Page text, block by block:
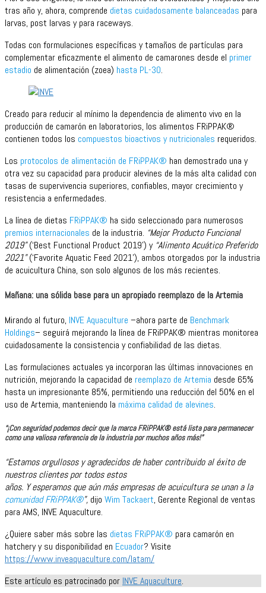
tras año y, ahora, comprende dietas cuidadosamente balanceadas para
larvas, post larvas y para raceways.
Todas con formulaciones específicas y tamaños de partículas para
complementar eficazmente el alimento de camarones desde el primer
estadio de alimentación (zoea) hasta PL-30.
Creado para reducir al mínimo la dependencia de alimento vivo en la
producción de camarón en laboratorios, los alimentos FRiPPAK®
contienen todos los compuestos bioactivos y nutricionales requeridos.
Los protocolos de alimentación de FRiPPAK® han demostrado una y
otra vez su capacidad para producir alevines de la más alta calidad con
tasas de supervivencia superiores, confiables, mayor crecimiento y
resistencia a enfermedades.
La línea de dietas FRiPPAK® ha sido seleccionado para numerosos
premios internacionales de la industria. “Mejor Producto Funcional
2019”(‘Best Functional Product 2019’) y “Alimento Acuático Preferido
2021”(‘Favorite Aquatic Feed 2021’), ambos otorgados por la industria
de acuicultura China, son solo algunos de los más recientes.
Mañana: una sólida base para un apropiado reemplazo de la Artemia
Mirando al futuro, INVE Aquaculture –ahora parte de Benchmark
Holdings– seguirá mejorando la línea de FRiPPAK® mientras monitorea
cuidadosamente la consistencia y confiabilidad de las dietas.
Las formulaciones actuales ya incorporan las últimas innovaciones en
nutrición, mejorando la capacidad de reemplazo de Artemia desde 65%
hasta un impresionante 85%, permitiendo una reducción del 50% en el
uso de Artemia, manteniendo la máxima calidad de alevines.
“¡Con seguridad podemos decir que la marca FRiPPAK® está lista para permanecer
como una valiosa referencia de la industria por muchos años más!”
“Estamos orgullosos y agradecidos de haber contribuido al éxito de
nuestros clientes por todos estos
años. Y esperamos que aún más empresas de acuicultura se unan a la
comunidad FRiPPAK®”, dijo Wim Tackaert, Gerente Regional de ventas
para AMS, INVE Aquaculture.
¿Quiere saber más sobre las dietas FRiPPAK® para camarón en
hatchery y su disponibilidad en Ecuador? Visite
https://www.inveaquaculture.com/latam/
Este artículo es patrocinado por INVE Aquaculture.